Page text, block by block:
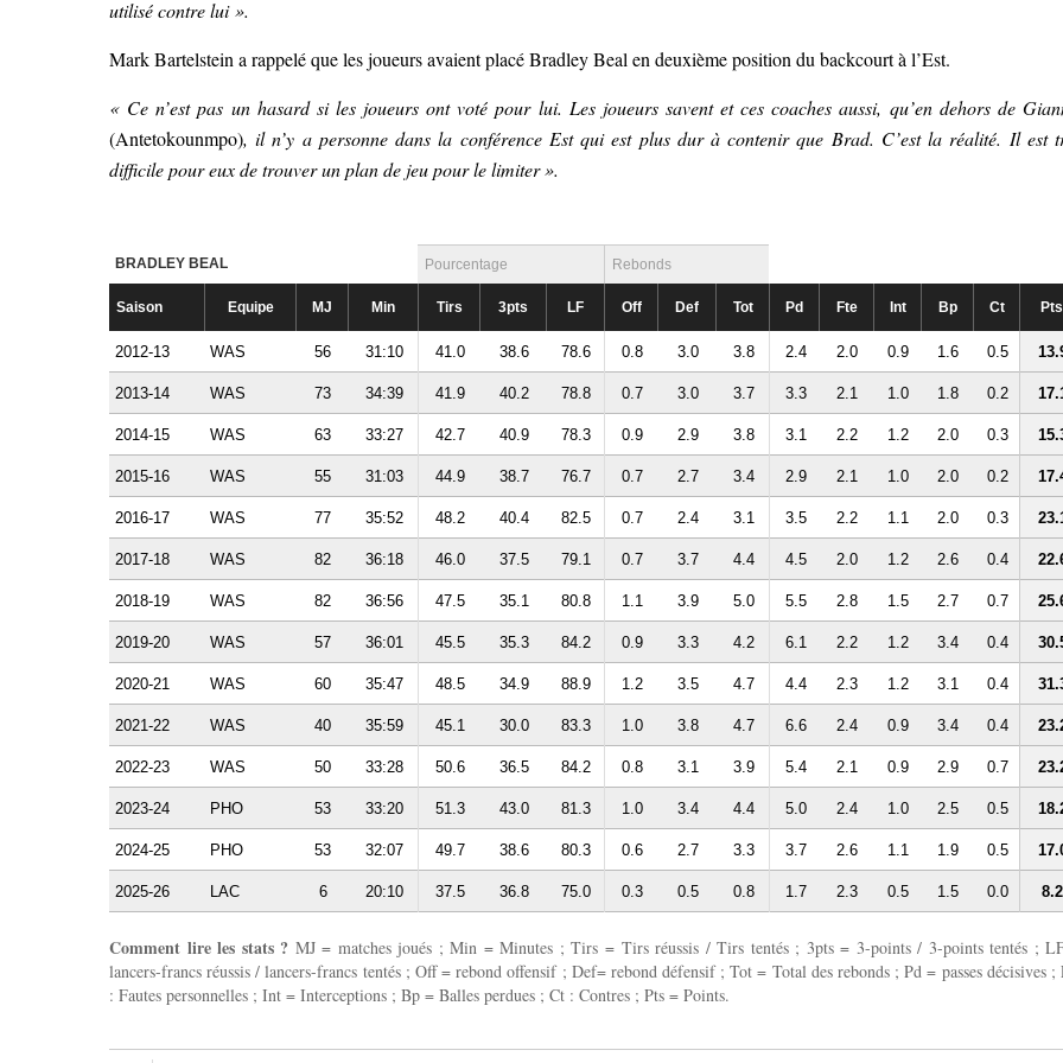
utilisé contre lui ».
Mark Bartelstein a rappelé que les joueurs avaient placé Bradley Beal en deuxième position du backcourt à l’Est.
« Ce n’est pas un hasard si les joueurs ont voté pour lui. Les joueurs savent et ces coaches aussi, qu’en dehors de
(Antetokounmpo), il n’y a personne dans la conférence Est qui est plus dur à contenir que Brad. C’est la réalité. Il est
difficile pour eux de trouver un plan de jeu pour le limiter ».
BRADLEY BEAL Pourcentage Rebonds
Saison Equipe MJ Min Tirs 3pts LF Off Def Tot Pd Fte Int Bp Ct Pts
2012-13 WAS 56 31:10 41.0 38.6 78.6 0.8 3.0 3.8 2.4 2.0 0.9 1.6 0.5
2013-14 WAS 73 34:39 41.9 40.2 78.8 0.7 3.0 3.7 3.3 2.1 1.0 1.8 0.2
2014-15 WAS 63 33:27 42.7 40.9 78.3 0.9 2.9 3.8 3.1 2.2 1.2 2.0 0.3
2015-16 WAS 55 31:03 44.9 38.7 76.7 0.7 2.7 3.4 2.9 2.1 1.0 2.0 0.2
2016-17 WAS 77 35:52 48.2 40.4 82.5 0.7 2.4 3.1 3.5 2.2 1.1 2.0 0.3
2017-18 WAS 82 36:18 46.0 37.5 79.1 0.7 3.7 4.4 4.5 2.0 1.2 2.6 0.4
2018-19 WAS 82 36:56 47.5 35.1 80.8 1.1 3.9 5.0 5.5 2.8 1.5 2.7 0.7
2019-20 WAS 57 36:01 45.5 35.3 84.2 0.9 3.3 4.2 6.1 2.2 1.2 3.4 0.4
2020-21 WAS 60 35:47 48.5 34.9 88.9 1.2 3.5 4.7 4.4 2.3 1.2 3.1 0.4
2021-22 WAS 40 35:59 45.1 30.0 83.3 1.0 3.8 4.7 6.6 2.4 0.9 3.4 0.4
2022-23 WAS 50 33:28 50.6 36.5 84.2 0.8 3.1 3.9 5.4 2.1 0.9 2.9 0.7
2023-24 PHO 53 33:20 51.3 43.0 81.3 1.0 3.4 4.4 5.0 2.4 1.0 2.5 0.5
2024-25 PHO 53 32:07 49.7 38.6 80.3 0.6 2.7 3.3 3.7 2.6 1.1 1.9 0.5
2025-26 LAC 6 20:10 37.5 36.8 75.0 0.3 0.5 0.8 1.7 2.3 0.5 1.5 0.0 8.2
Comment lire les stats ? MJ = matches joués ; Min = Minutes ; Tirs = Tirs réussis / Tirs tentés ; 3pts = 3-points / 3-points tentés ;
lancers-francs réussis / lancers-francs tentés ; Off = rebond offensif ; Def= rebond défensif ; Tot = Total des rebonds ; Pd = passes décisives ;
: Fautes personnelles ; Int = Interceptions ; Bp = Balles perdues ; Ct : Contres ; Pts = Points.